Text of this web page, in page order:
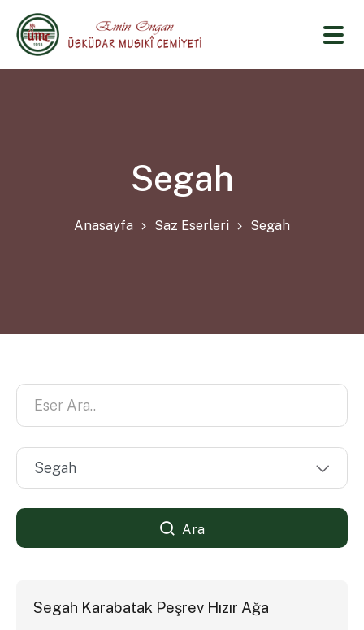
Segah
Anasayfa Saz Eserleri Segah
Ara
Segah Karabatak Peşrev Hızır Ağa